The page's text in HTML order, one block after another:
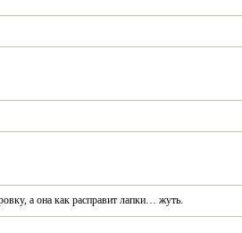
а она как расправит лапки… жуть.